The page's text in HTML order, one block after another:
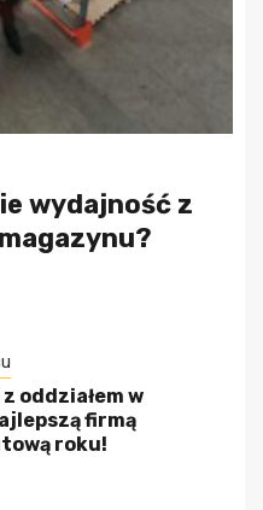
wydajność z
z oddziałem w
firmą
roku!